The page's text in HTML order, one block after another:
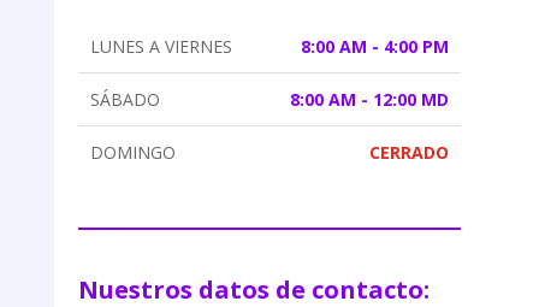
LUNES A VIERNES 8:00 AM - 4:00 PM
SÁBADO 8:00 AM - 12:00 MD
DOMINGO CERRADO
Nuestros datos de contacto: